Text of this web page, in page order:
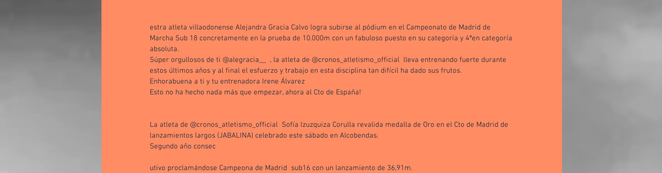
estra atleta villaodonense Alejandra Gracia Calvo logra subirse al pódium en el Campeonato de Madrid de
Marcha Sub 18 concretamente en la prueba de 10.000m con un fabuloso puesto en su categoría y 4ªen categoría
absoluta.
Súper orgullosos de ti @alegracia__  , la atleta de @cronos_atletismo_official  lleva entrenando fuerte durante
estos últimos años y al final el esfuerzo y trabajo en esta disciplina tan difícil ha dado sus frutos.
Enhorabuena a ti y tu entrenadora Irene Álvarez
Esto no ha hecho nada más que empezar, ahora al Cto de España!
La atleta de @cronos_atletismo_official  Sofía Izuzquiza Corulla revalida medalla de Oro en el Cto de Madrid de
lanzamientos largos (JABALINA) celebrado este sábado en Alcobendas.
Segundo año consec
utivo proclamándose Campeona de Madrid  sub16 con un lanzamiento de 36,91m.